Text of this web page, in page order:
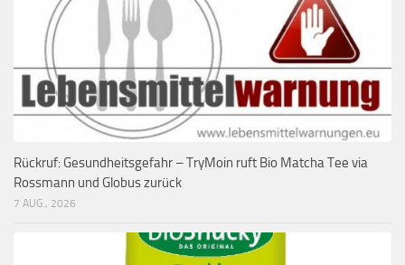
Rückruf: Gesundheitsgefahr – TryMoin ruft Bio Matcha Tee via
Rossmann und Globus zurück
7 AUG., 2026